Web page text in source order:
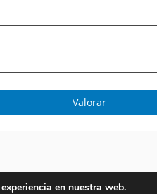
Valorar
en nuestra web.